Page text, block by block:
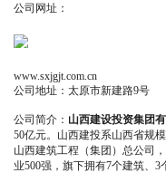
公司网址：
www.sxjgjt.com.cn
公司地址：太原市新建路9号
公司简介： 山西建设投资集团
50亿元。山西建投系山西省规
山西建筑工程（集团）总公司
业500强，旗下拥有7个建筑、